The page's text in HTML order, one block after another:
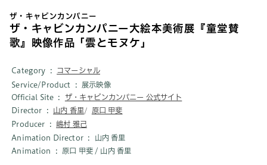
ザ・キャビンカンパニー
ザ・キャビンカンパニー大絵本美術展『童堂賛
歌』映像作品 ｢雲とモヌケ｣
Category
コマーシャル
Service/Product
展示映像
Official Site
ザ・キャビンカンパニー 公式サイト
Director
山内 香里
原口 甲斐
Producer
嶋村 雅己
Animation Director
山内 香里
Animation
原口 甲斐 / 山内 香里